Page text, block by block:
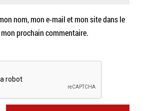
nom, mon e-mail et mon site dans le
prochain commentaire.